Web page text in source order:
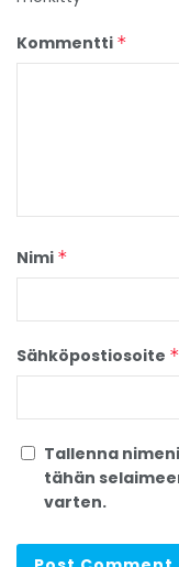
Kommentti *
Nimi *
Sähköpostiosoite *
Tallenna
tähän
varten.